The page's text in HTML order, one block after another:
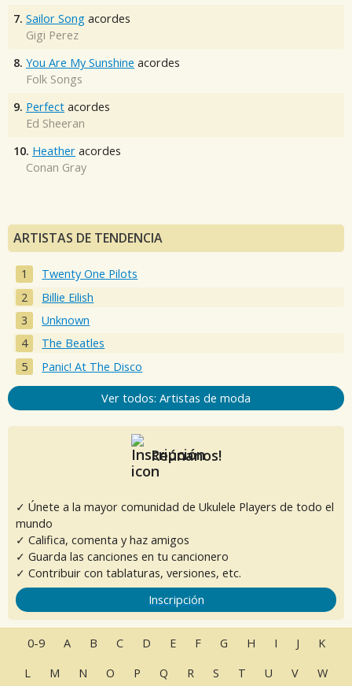
7. Sailor Song acordes
Gigi Perez
8. You Are My Sunshine acordes
Folk Songs
9. Perfect acordes
Ed Sheeran
10. Heather acordes
Conan Gray
ARTISTAS DE TENDENCIA
Twenty One Pilots
Billie Eilish
Unknown
The Beatles
Panic! At The Disco
Ver todos: Artistas de moda
Reúnanos!
✓ Únete a la mayor comunidad de Ukulele Players de todo el
mundo
✓ Califica, comenta y haz amigos
✓ Guarda las canciones en tu cancionero
✓ Contribuir con tablaturas, versiones, etc.
Inscripción
0-9 A B C D E F G H I J
K
L
M N O P Q R S T U V W